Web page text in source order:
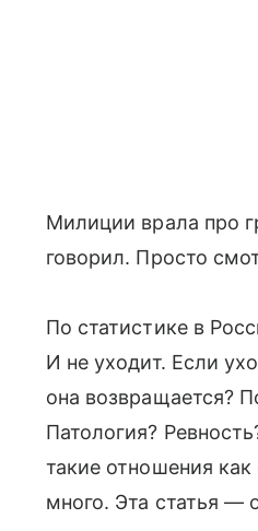
Милиции врала про
говорил. Просто
По статистике в
И не уходит. Если
она возвращается?
Патология?
такие отношения
много. Эта статья —